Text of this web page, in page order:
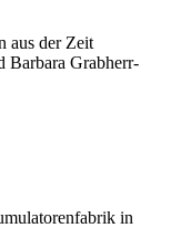
aus der Zeit
Barbara Grabherr-
in